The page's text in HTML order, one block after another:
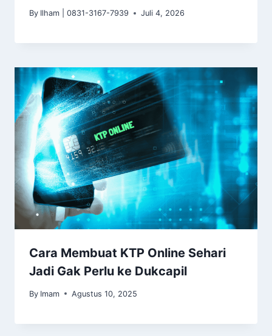
By Ilham | 0831-3167-7939 Juli 4, 2026
Cara Membuat KTP Online Sehari
Jadi Gak Perlu ke Dukcapil
By Imam Agustus 10, 2025